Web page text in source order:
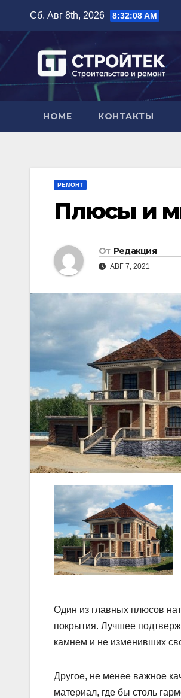
содержимому
Сб. Авг 8th, 2026 8:32:09 AM
HOME КОНТАКТЫ
РЕМОНТ
Плюсы и
От Редакция
АВГ 7, 2021
Один из главных плюсов
покрытия. Лучшее
камнем и не изменивших
Другое, не менее важное
материал, где бы столь